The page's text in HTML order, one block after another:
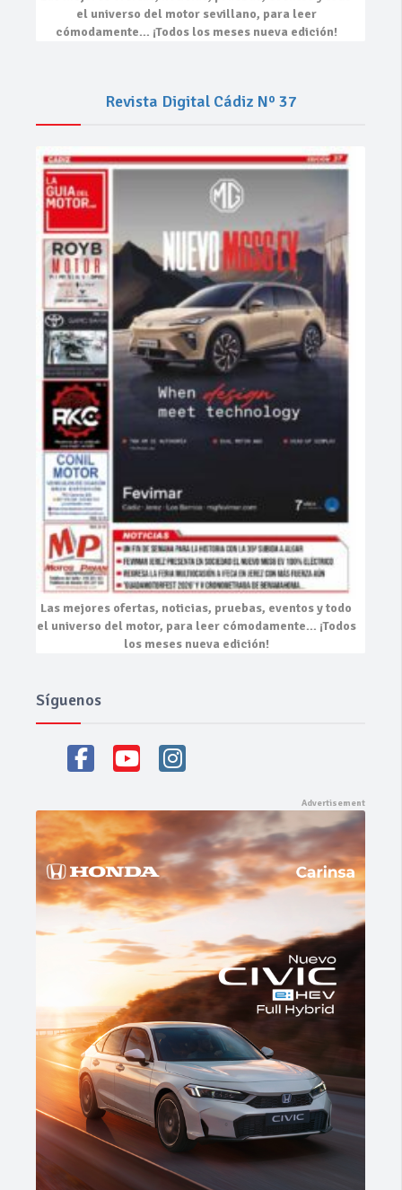
el universo del motor sevillano, para leer
cómodamente… ¡Todos los meses nueva edición!
Revista Digital Cádiz Nº 37
Las mejores ofertas, noticias, pruebas, eventosy todo
el universo del motor, para leer cómodamente… ¡Todos
los meses nueva edición!
Síguenos